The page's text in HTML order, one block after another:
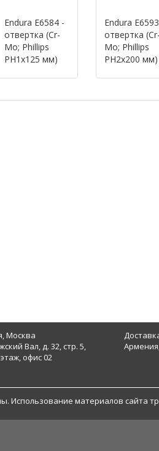
Endura E6584 -
отвертка (Cr-
Mo; Phillips
PH1x125 мм)
Endura
отвертка (Cr-
Mo; Phillips
PH2x200 мм)
Москва
Вал, д. 32, стр. 5,
офис 02
Использование материалов сайта